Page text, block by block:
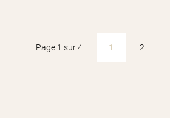
Page 1 sur 4 1 2